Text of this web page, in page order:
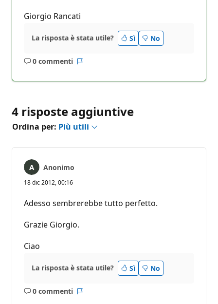
Giorgio Rancati
La risposta è stata utile? Sì No
0 commenti
Nessun
4 risposte aggiuntive
Ordina per: Più utili
Anonimo
18 dic 2012, 00:16
Adesso sembrerebbe tutto perfetto.
Grazie Giorgio.
Ciao
La risposta è stata utile? Sì No
0 commenti
Nessun